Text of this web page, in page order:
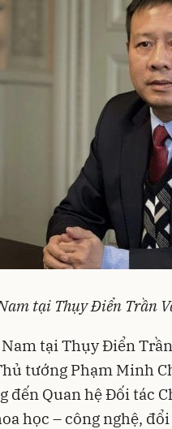
tại Thụy Điển Trần
tại Thụy Điển
tướng Phạm Minh
đến Quan hệ Đối tác
học – công nghệ,